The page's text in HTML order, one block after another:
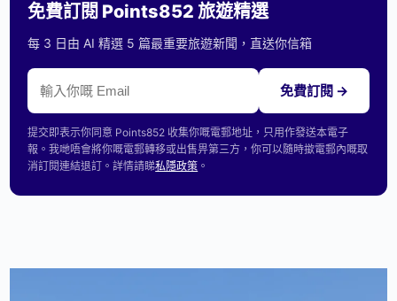
免費訂閱 Points852 旅遊精選
每 3 日由 AI 精選 5 篇最重要旅遊新聞，直送你信箱
免費訂閱 →
提交即表示你同意 Points852 收集你嘅電郵地址，只用作發送本電子
報。我哋唔會將你嘅電郵轉移或出售畀第三方，你可以隨時撳電郵內嘅取
消訂閱連結退訂。詳情請睇私隱政策 。